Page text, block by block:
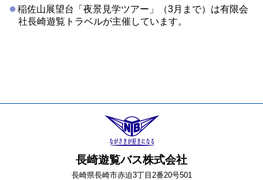
稲佐山展望台「夜景見学ツアー」（3月まで）は有限会
社長崎遊覧トラベルが主催しています。
長崎遊覧バス株式会社
長崎県長崎市赤迫3丁目2番20号501